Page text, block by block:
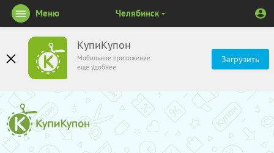
КупиКупон
Мобильное приложение
ещё удобнее
Загрузить
Меню Челябинск